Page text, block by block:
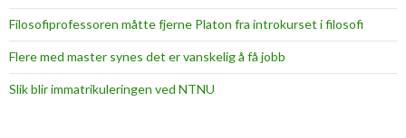
Filosofiprofessoren måtte fjerne Platon fra introkurset i filosofi
Flere med master synes det er vanskelig å få jobb
Slik blir immatrikuleringen ved NTNU